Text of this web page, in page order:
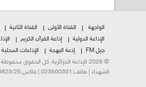
الواجهة القناة الأولى القناة الثانية
الإذاعة الدولية
إذاعة القرآن الكريم
جيل FM
إذعة البهجة
الإذاعات المحلية
الشهداء | هاتف:023500301 | فاكس:021230823/25